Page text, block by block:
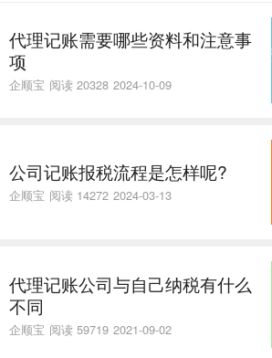
代理记账需要哪些资料和注意事
项
企顺宝 阅读 20328 2024-10-09
公司记账报税流程是怎样呢?
企顺宝 阅读 14272 2024-03-13
代理记账公司与自己纳税有什么
不同
企顺宝 阅读 59719 2021-09-02